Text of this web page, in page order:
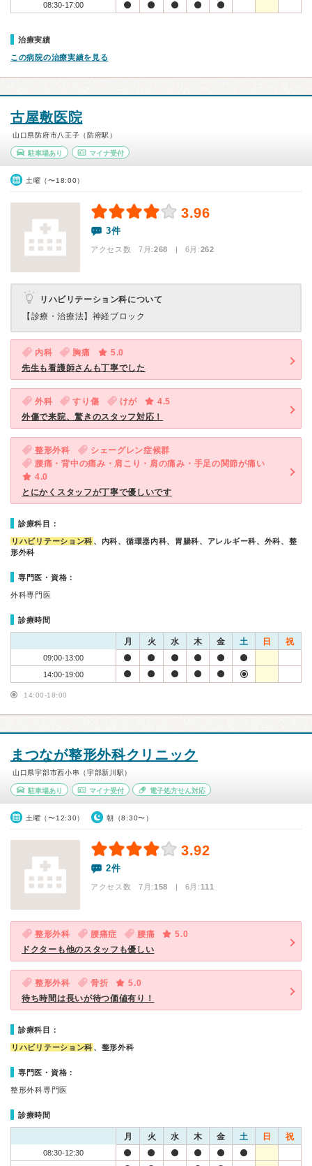
08:30-17:00
治療実績
この病院の治療実績を見る
古屋敷医院
山口県防府市八王子（防府駅）
駐車場あり マイナ受付
土曜（〜18:00）
3.96
3件
アクセス数 7月:268 | 6月:262
リハビリテーション科について
【診療・治療法】 神経ブロック
内科 胸痛
5.0
先生も看護師さんも丁寧でした
外科 すり傷 けが
4.5
外傷で来院、驚きのスタッフ対応！
整形外科
シェーグレン症候群
腰痛・背中の痛み・肩こり・肩の痛み・手足の関節が痛い
4.0
とにかくスタッフが丁寧で優しいです
診療科目：
リハビリテーション科 、内科、循環器内科、胃腸科、アレルギー科、外科、整
形外科
専門医・資格：
外科専門医
診療時間
月 火 水 木 金 土 日 祝
09:00-13:00
14:00-19:00
14:00-18:00
まつなが整形外科クリニック
山口県宇部市西小串（宇部新川駅）
駐車場あり マイナ受付 電子処方せん対応
土曜（〜12:30） 朝（8:30〜）
3.92
2件
アクセス数 7月:158 | 6月:111
整形外科 腰痛症 腰痛
5.0
ドクターも他のスタッフも優しい
整形外科 骨折
5.0
待ち時間は長いが待つ価値有り！
診療科目：
リハビリテーション科 、整形外科
専門医・資格：
整形外科専門医
診療時間
月 火 水 木 金 土 日 祝
08:30-12:30